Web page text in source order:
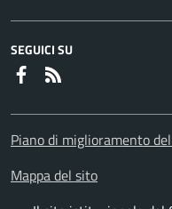
SEGUICI SU
Faceboook
Piano di miglioramento
Mappa del sito